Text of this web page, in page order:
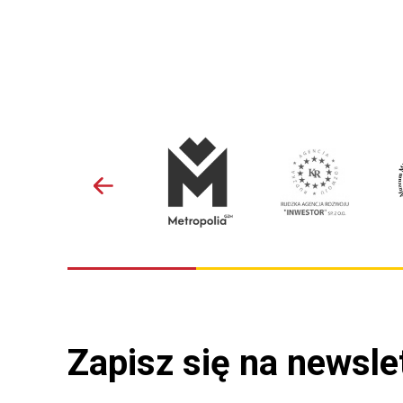
Zapisz się na